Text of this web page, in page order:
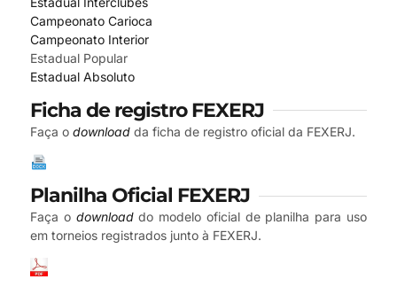
Campeonato Carioca
Campeonato Interior
Estadual Popular
Estadual Absoluto
Ficha de registro FEXERJ
Faça o download da ficha de registro oficial da FEXERJ.
Planilha Oficial FEXERJ
Faça o downloaddo modelo oficial de planilha para uso
em torneios registrados junto à FEXERJ.